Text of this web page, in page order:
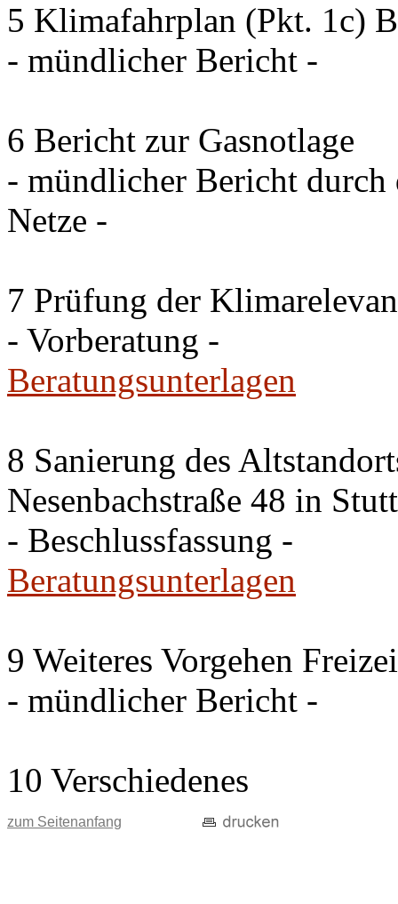
5 Klimafahrplan (Pkt. 1c)
- mündlicher Bericht -
6 Bericht zur Gasnotlage
- mündlicher Bericht
Netze -
7 Prüfung der
- Vorberatung -
Beratungsunterlagen
8 Sanierung des
Nesenbachstraße 48 in
- Beschlussfassung -
Beratungsunterlagen
9 Weiteres Vorgehen
- mündlicher Bericht -
10 Verschiedenes
zum Seitenanfang